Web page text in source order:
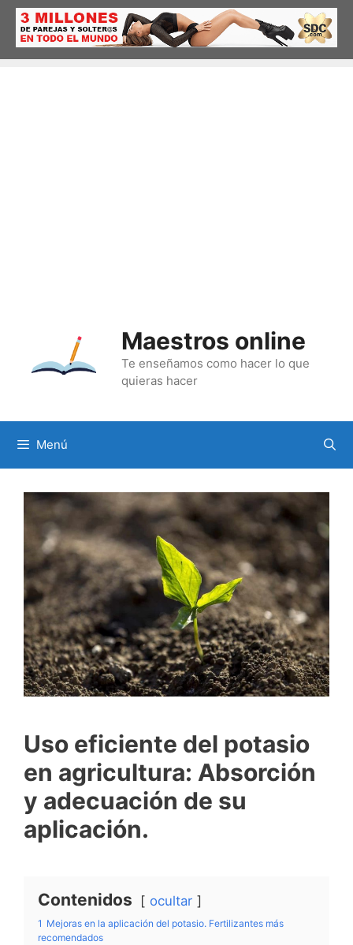
Saltar
contenido
Maestros online
Te enseñamos como hacer lo que
quieras hacer
Menú
Uso eficiente del potasio
en agricultura: Absorción
y adecuación de su
aplicación.
Contenidos ocultar
1 Mejoras en la aplicación del potasio. Fertilizantes más
recomendados